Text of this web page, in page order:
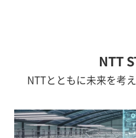
NTT
NTTとともに未来を考